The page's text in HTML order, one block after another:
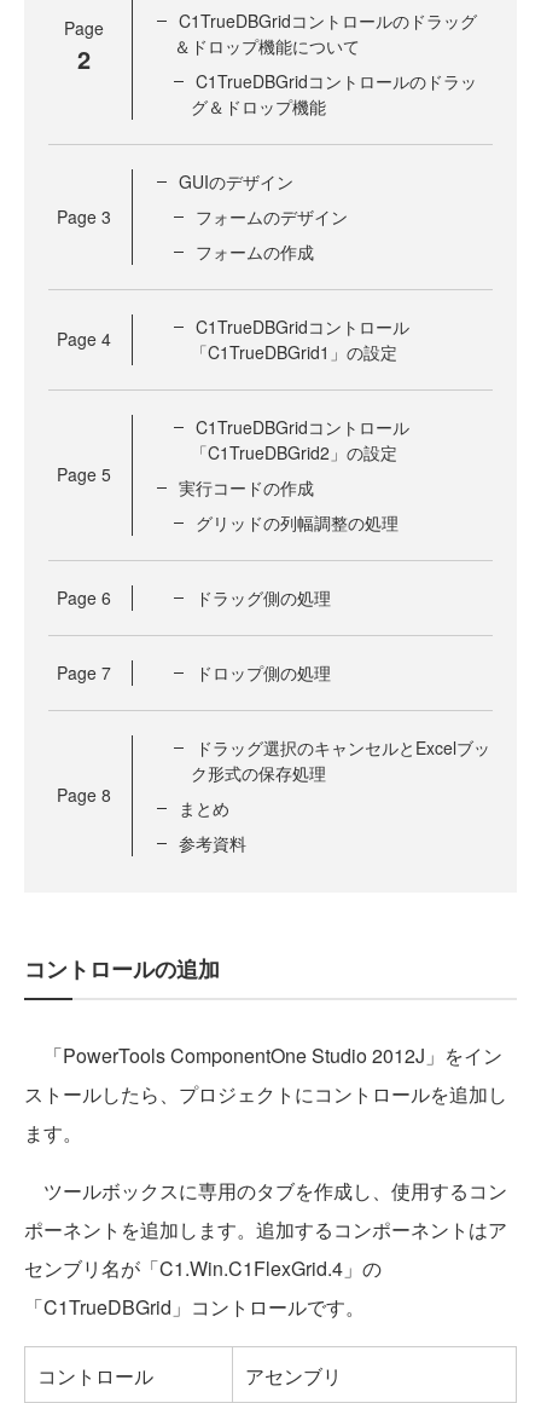
Page
2
C1TrueDBGridコントロールのドラッグ
＆ドロップ機能について
C1TrueDBGridコントロールのドラッ
グ＆ドロップ機能
Page 3
GUIのデザイン
フォームのデザイン
フォームの作成
Page 4
C1TrueDBGridコントロール
「C1TrueDBGrid1」の設定
Page 5
C1TrueDBGridコントロール
「C1TrueDBGrid2」の設定
実行コードの作成
グリッドの列幅調整の処理
Page 6 ドラッグ側の処理
Page 7 ドロップ側の処理
Page 8
ドラッグ選択のキャンセルとExcelブッ
ク形式の保存処理
まとめ
参考資料
コントロールの追加
「PowerTools ComponentOne Studio 2012J」をイン
ストールしたら、プロジェクトにコントロールを追加し
ます。
ツールボックスに専用のタブを作成し、使用するコン
ポーネントを追加します。追加するコンポーネントはア
センブリ名が「C1.Win.C1FlexGrid.4」の
「C1TrueDBGrid」コントロールです。
コントロール
アセンブリ